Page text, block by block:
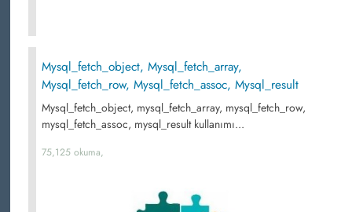
Mysql_fetch_object, Mysql_fetch_array,
Mysql_fetch_row, Mysql_fetch_assoc, Mysql_result
Mysql_fetch_object, mysql_fetch_array, mysql_fetch_row,
mysql_fetch_assoc, mysql_result kullanımı...
75,125 okuma,